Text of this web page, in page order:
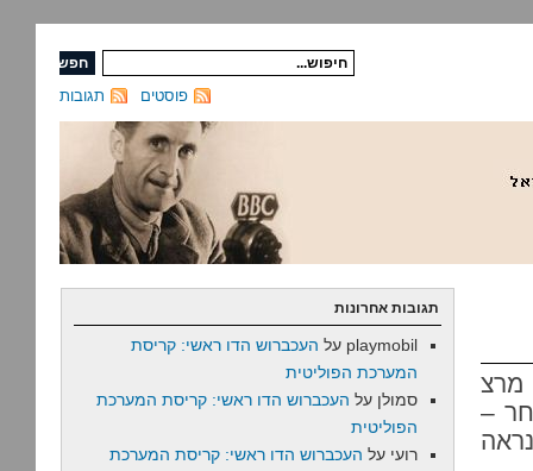
תגובות פוסטים
מרצ
–
תגובות אחרונות
playmobil על העכברוש הדו ראשי: קריסת
המערכת הפוליטית
סמולן על העכברוש הדו ראשי: קריסת המערכת
הפוליטית
רועי על העכברוש הדו ראשי: קריסת המערכת